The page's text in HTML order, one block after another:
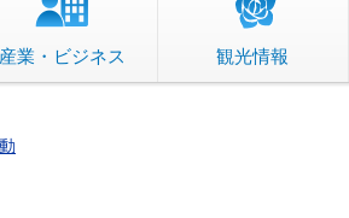
産業・ビジネス 観光情報